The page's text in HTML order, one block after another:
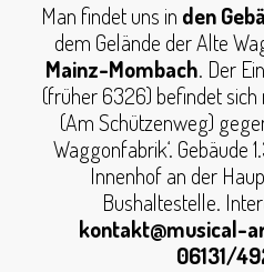
Man findet uns in den
dem Gelände der Alte
Mainz-Mombach. Der
(früher 6326) befindet sich
(Am Schützenweg)
Waggonfabrik‘. Gebäude
Innenhof an der
Bushaltestelle.
kontakt@musical-
06131/